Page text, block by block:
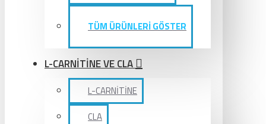
TÜM ÜRÜNLERİ GÖSTER
L-CARNİTİNE VE CLA
L-CARNİTİNE
CLA